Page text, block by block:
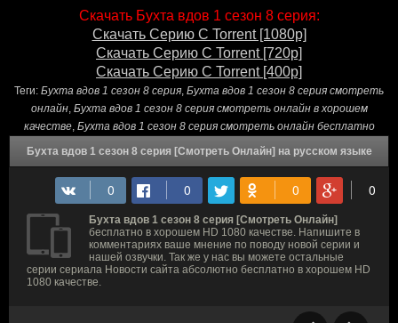
Скачать Бухта вдов 1 сезон 8 серия:
Скачать Серию С Torrent [1080p]
Скачать Серию С Torrent [720p]
Скачать Серию С Torrent [400p]
Теги: Бухта вдов 1 сезон 8 серия, Бухта вдов 1 сезон 8 серия смотреть
онлайн, Бухта вдов 1 сезон 8 серия смотреть онлайн в хорошем
качестве, Бухта вдов 1 сезон 8 серия смотреть онлайн бесплатно
Бухта вдов 1 сезон 8 серия [Смотреть Онлайн] на русском языке
Бухта вдов 1 сезон 8 серия [Смотреть Онлайн]
бесплатно в хорошем HD 1080 качестве. Напишите в
комментариях ваше мнение по поводу новой серии и
нашей озвучки. Так же у нас вы можете остальные
серии сериала Новости сайта абсолютно бесплатно в хорошем HD
1080 качестве.